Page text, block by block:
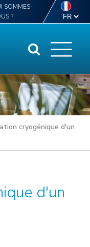
SOMMES-
?
cryogénique d'un
d'un